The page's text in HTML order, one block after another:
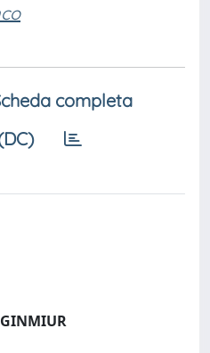
completa